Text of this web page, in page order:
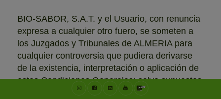
BIO-SABOR, S.A.T. y el Usuario, con renuncia
expresa a cualquier otro fuero, se someten a
los Juzgados y Tribunales de ALMERIA para
cualquier controversia que pudiera derivarse
de la existencia, interpretación o aplicación de
estas Condiciones Generales; salvo supuestos
en que el usuario tenga la condición de